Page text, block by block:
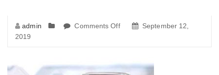
admin Comments Offon
September 12,
2019